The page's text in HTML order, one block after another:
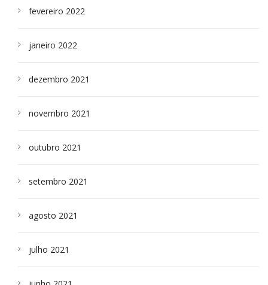
fevereiro 2022
janeiro 2022
dezembro 2021
novembro 2021
outubro 2021
setembro 2021
agosto 2021
julho 2021